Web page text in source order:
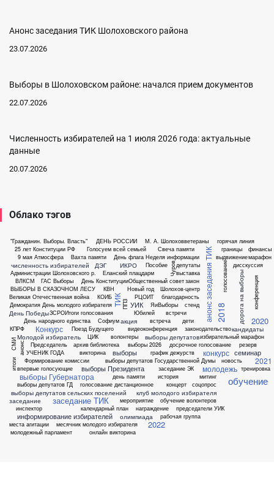
Анонс заседания ТИК Шолоховского района
23.07.2026
Выборы в Шолоховском районе: начался прием документов
22.07.2026
Численность избирателей на 1 июля 2026 года: актуальные
данные
20.07.2026
Облако тэгов
"Гражданин. Выборы. Власть"
25 лет Конституции РФ
9 мая
численность избирателей
Администрации Шолоховского р.
Атмосфера
ВЛКСМ
ВЫБОРЫ В СКАЗОЧНОМ ЛЕСУ
Вахта памяти
Великая Отечественная война
ГАС Выборы
Голосуем всей семьей
ДЕНЬ РОССИИ
ДЭГ
Демократия
День Конституции
День Победы
День молодого избирателя
День народного единства
День флага
Еланский плацдарм
ЗСРО
ИКРО
Итоги голосования
КВН
КОИБ
КПРФ Конкурс
М. А. Шолохов
Молодой избиратель
Неделя информации
Новый год
Общественный совет
ППЗ
Поезд Будущего
Пособие
Председатель
РЦОИТ
СМИ
Свеча памяти
Софиум
ТИК УИК
УЧЕНИК ГОДА
Формирование комиссии
ЦИК
Чуров
Шолохов-центр
Юбилей
ЯиВыборы
акция
анонс
анонс заседания ТИК
архивбиблиотека
благодарность
ветераны
видеоконференция
викторина
волонтеры
впервые голосующие
встреча
встречи
выборы
выборы 2026
выборы Губернатора
выборы Президента
выборы депутатов
выборы депутатов ГД
выборы депутатов Государственной Думы
выборы депутатов сельских поселений
выдвижение
выставка
голосование
голосование дистанционное
горячая линия
границы
график дежурств
день памяти
депутаты
дети
дисскуссия
дорога на выборы
досрочное голосование
закон
законодательство
заседание заседание ТИК
заседание ЭК
избирательный марафон
инспектор
информирование избирателей
история
итоги
календарный план
кандидаты
клуб молодого избирателя
конкурс
конференция
концерт
марафон
мероприятие
места агитации месячник молодого избирателя
митинг
молодежный парламент
молодежь
награждение
новость
обучение
обучение волонтеров
олимпиада
онлайн викторина
председатели УИК
рабочая группа
резерв
семинар
соцопрос
стенд
тренировка
финансы
2018 2020
2021
2022